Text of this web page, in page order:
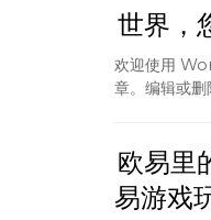
世界，
欢迎使用
章。编辑或删
欧易里
易游戏